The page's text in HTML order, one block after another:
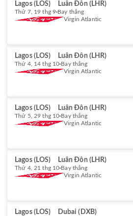
Lagos (LOS) Luân Đôn (LHR)
Thứ 7, 19 thg 9 Bay thẳng
Virgin Atlantic
Lagos (LOS) Luân Đôn (LHR)
Thứ 4, 14 thg 10 Bay thẳng
Virgin Atlantic
Lagos (LOS) Luân Đôn (LHR)
Thứ 5, 29 thg 10 Bay thẳng
Virgin Atlantic
Lagos (LOS) Luân Đôn (LHR)
Thứ 4, 21 thg 10 Bay thẳng
Virgin Atlantic
Lagos (LOS) Dubai (DXB)